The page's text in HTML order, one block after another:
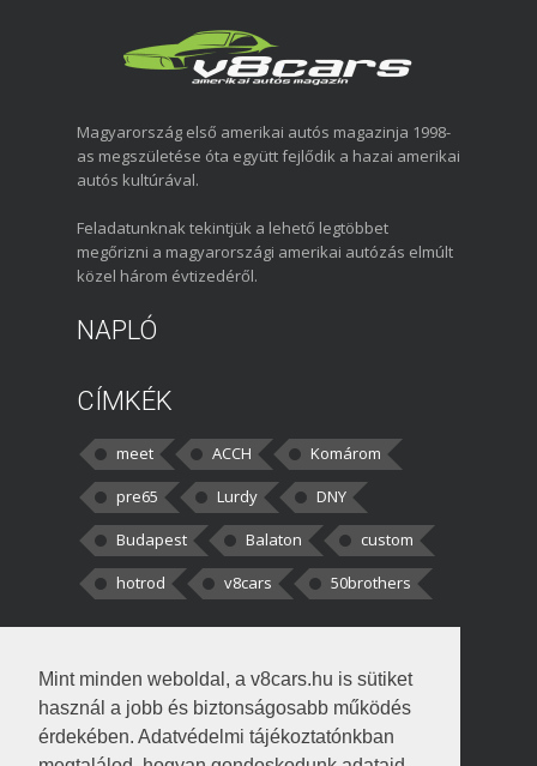
Mint minden weboldal, a v8cars.hu is sütiket
használ a jobb és biztonságosabb működés
érdekében. Adatvédelmi tájékoztatónkban
Magyarország első amerikai autós magazinja 1998-
as megszületése óta együtt fejlődik a hazai amerikai
autós kultúrával.
Feladatunknak tekintjük a lehető legtöbbet
megőrizni a magyarországi amerikai autózás elmúlt
közel három évtizedéről.
NAPLÓ
CÍMKÉK
meet ACCH
Komárom
pre65
Lurdy
DNY
Budapest
Balaton
custom
hotrod
v8cars 50brothers
kortisz:Elszúrtam! Én csak két
darabbaal számoltam. Nem tudtam, hogy fél autót,